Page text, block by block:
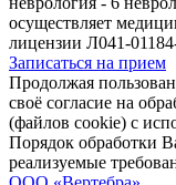
осуществляет
лицензии Л041-
Записаться на прием
Продолжая
своё согласие на
(файлов cookie) с
Порядок обработки
реализуемые